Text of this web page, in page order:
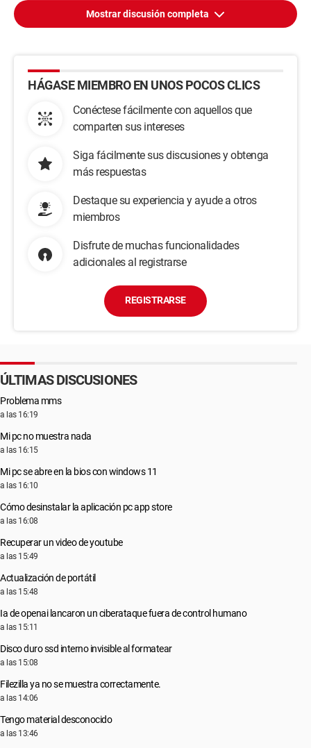
Mostrar discusión completa
HÁGASE MIEMBRO EN UNOS POCOS CLICS
Conéctese fácilmente con aquellos que
comparten sus intereses
Siga fácilmente sus discusiones y obtenga
más respuestas
Destaque su experiencia y ayude a otros
miembros
Disfrute de muchas funcionalidades
adicionales al registrarse
REGISTRARSE
ÚLTIMAS DISCUSIONES
Problema mms
a las 16:19
Mi pc no muestra nada
a las 16:15
Mi pc se abre en la bios con windows 11
a las 16:10
Cómo desinstalar la aplicación pc app store
a las 16:08
Recuperar un video de youtube
a las 15:49
Actualización de portátil
a las 15:48
Ia de openai lancaron un ciberataque fuera de control humano
a las 15:11
Disco duro ssd interno invisible al formatear
a las 15:08
Filezilla ya no se muestra correctamente.
a las 14:06
Tengo material desconocido
a las 13:46